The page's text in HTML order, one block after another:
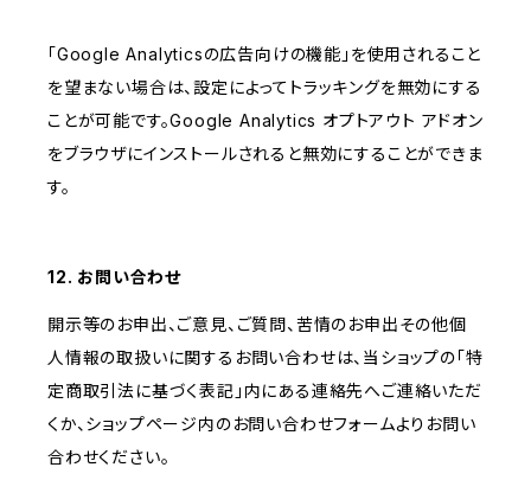
「Google Analyticsの広告向けの機能」を使用されること
を望まない場合は、設定によってトラッキングを無効にする
ことが可能です。Google Analytics オプトアウト アドオン
をブラウザにインストールされると無効にすることができま
す。
12. お問い合わせ
開示等のお申出、ご意見、ご質問、苦情のお申出その他個
人情報の取扱いに関するお問い合わせは、当ショップの「特
定商取引法に基づく表記」内にある連絡先へご連絡いただ
くか、ショップページ内のお問い合わせフォームよりお問い
合わせください。